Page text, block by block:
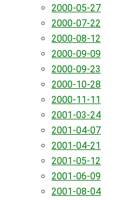
2000-05-27
2000-07-22
2000-08-12
2000-09-09
2000-09-23
2000-10-28
2000-11-11
2001-03-24
2001-04-07
2001-04-21
2001-05-12
2001-06-09
2001-08-04